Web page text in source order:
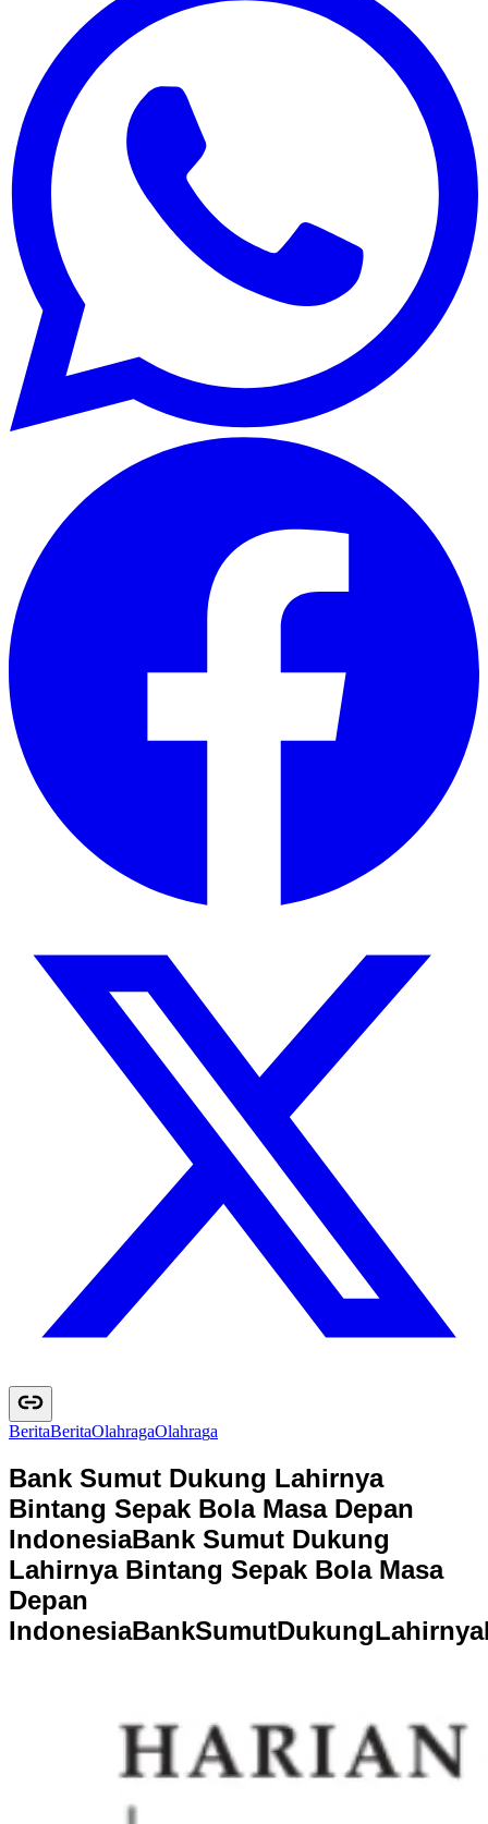
BeritaBeritaOlahragaOlahraga
Bank Sumut Dukung Lahirnya
Bintang Sepak Bola Masa Depan
IndonesiaBank Sumut Dukung
Lahirnya Bintang Sepak Bola Masa
Depan
IndonesiaBankSumutDukungLahirnya